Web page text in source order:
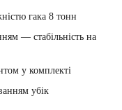
гака 8 тонн
— стабільність на
у комплекті
убік